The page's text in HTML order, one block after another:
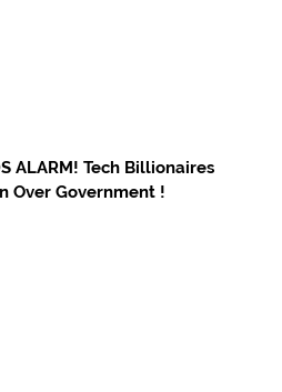
ALARM! Tech Billionaires
Over Government !